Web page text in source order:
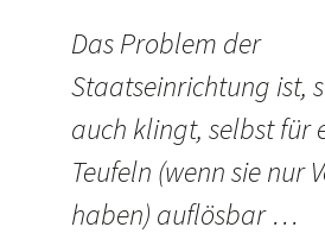
Das Problem der
Staatseinrichtung ist,
auch klingt, selbst für
Teufeln (wenn sie nur
haben) auflösbar …